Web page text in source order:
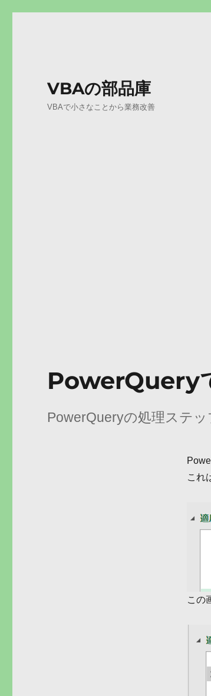
VBAの部品庫
VBAで小さなことから業務改善
PowerQuery
PowerQueryの処理ステ
これ
この